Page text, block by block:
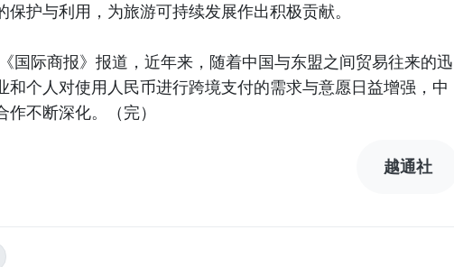
保护与利用，为旅游可持续发展作出积极贡献。
国际商报》报道，近年来，随着中国与东盟之间贸易往来的迅
和个人对使用人民币进行跨境支付的需求与意愿日益增强，中
不断深化。（完）
越通社